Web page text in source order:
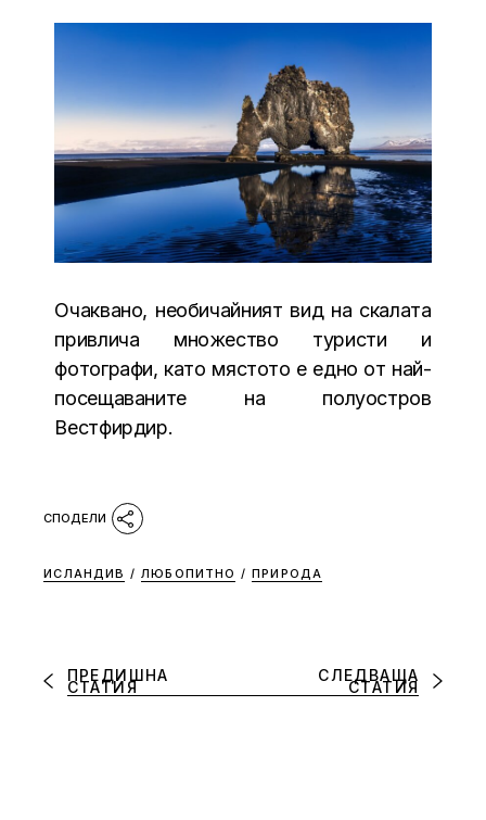
Очаквано, необичайният вид на скалата
привлича множество туристи и
фотографи, като мястото е едно от най-
посещаваните на полуостров
Вестфирдир.
ИСЛАНДИВ / ЛЮБОПИТНО / ПРИРОДА
ПРЕДИШНА
СТАТИЯ
СЛЕДВАЩА
СТАТИЯ